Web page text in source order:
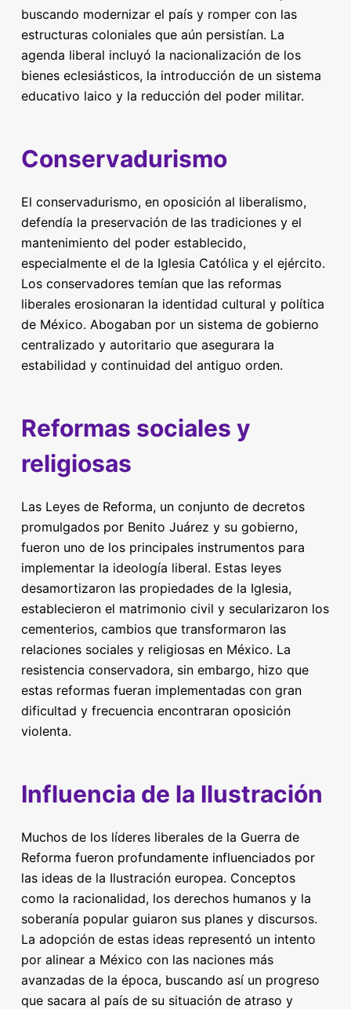
buscando modernizar el país y romper con las
estructuras coloniales que aún persistían. La
agenda liberal incluyó la nacionalización de los
bienes eclesiásticos, la introducción de un sistema
educativo laico y la reducción del poder militar.
Conservadurismo
El conservadurismo, en oposición al liberalismo,
defendía la preservación de las tradiciones y el
mantenimiento del poder establecido,
especialmente el de la Iglesia Católica y el ejército.
Los conservadores temían que las reformas
liberales erosionaran la identidad cultural y política
de México. Abogaban por un sistema de gobierno
centralizado y autoritario que asegurara la
estabilidad y continuidad del antiguo orden.
Reformas sociales y
religiosas
Las Leyes de Reforma, un conjunto de decretos
promulgados por Benito Juárez y su gobierno,
fueron uno de los principales instrumentos para
implementar la ideología liberal. Estas leyes
desamortizaron las propiedades de la Iglesia,
establecieron el matrimonio civil y secularizaron los
cementerios, cambios que transformaron las
relaciones sociales y religiosas en México. La
resistencia conservadora, sin embargo, hizo que
estas reformas fueran implementadas con gran
dificultad y frecuencia encontraran oposición
violenta.
Influencia de la Ilustración
Muchos de los líderes liberales de la Guerra de
Reforma fueron profundamente influenciados por
las ideas de la Ilustración europea. Conceptos
como la racionalidad, los derechos humanos y la
soberanía popular guiaron sus planes y discursos.
La adopción de estas ideas representó un intento
por alinear a México con las naciones más
avanzadas de la época, buscando así un progreso
que sacara al país de su situación de atraso y